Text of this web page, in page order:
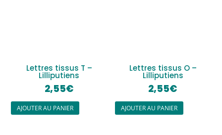
Lettres tissus T –
Lilliputiens
2,55€
AJOUTER AU PANIER
Lettres tissus O –
Lilliputiens
2,55€
AJOUTER AU PANIER